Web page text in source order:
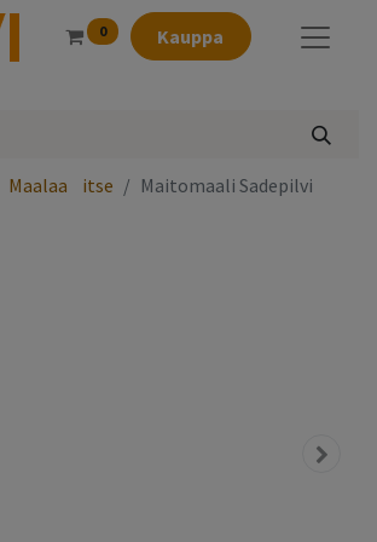
0 Kauppa
Maalaa⠀itse Maitomaali Sadepilvi